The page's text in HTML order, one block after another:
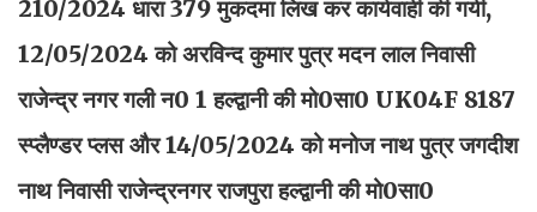
210/2024 धारा 379 मुकदमा लिख कर कार्यवाही की गयी,
12/05/2024 को अरविन्द कुमार पुत्र मदन लाल निवासी
राजेन्द्र नगर गली न0 1 हल्द्वानी की मो0सा0 UK04F 8187
स्प्लैण्डर प्लस और 14/05/2024 को मनोज नाथ पुत्र जगदीश
नाथ निवासी राजेन्द्रनगर राजपुरा हल्द्वानी की मो0सा0